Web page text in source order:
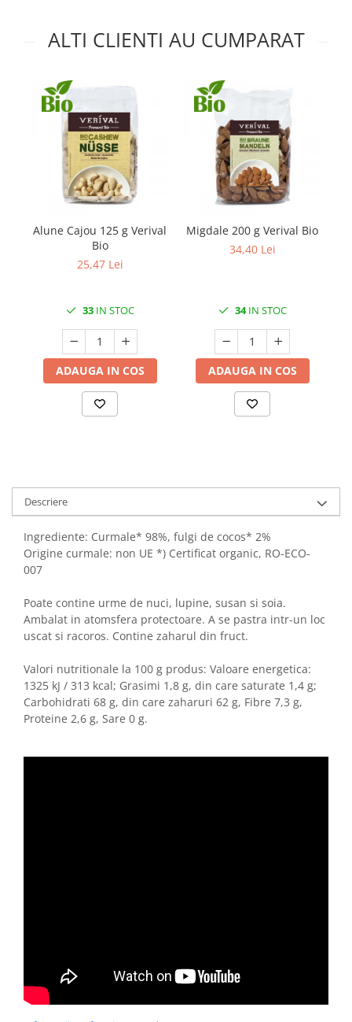
ALTI CLIENTI AU CUMPARAT
Alune Cajou 125 g Verival
Bio
25,47 Lei
33IN STOC
ADAUGA IN COS
Migdale 200 g Verival Bio
34,40 Lei
34IN STOC
ADAUGA IN COS
Descriere
Ingrediente: Curmale* 98%, fulgi de cocos* 2%
Origine curmale: non UE *) Certificat organic, RO-ECO-
007
Poate contine urme de nuci, lupine, susan si soia.
Ambalat in atomsfera protectoare. A se pastra intr-un loc
uscat si racoros. Contine zaharul din fruct.
Valori nutritionale la 100 g produs: Valoare energetica:
1325 kJ / 313 kcal; Grasimi 1,8 g, din care saturate 1,4 g;
Carbohidrati 68 g, din care zaharuri 62 g, Fibre 7,3 g,
Proteine 2,6 g, Sare 0 g.